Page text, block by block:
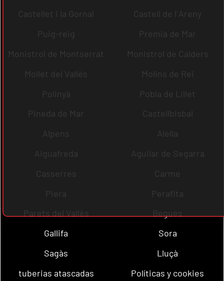
Castellet i la Gornal
Castell de l´Areny
Puig-reig
Premià de Mar
Monistrol de Montserrat
Monistrol de Calders
Mollet del Vallès
Molins de Rei
Polinyà
Pobla de Lillet
Pineda de Mar
Castellbisbal
Alpens
Alella
Aiguafreda
Aguilar de Segarra
Casserres
Carme
Piera
Perafita
Parets del Vallès
Begues
Gallifa
Sora
Sagàs
Lluçà
tuberias atascadas
Políticas y cookies